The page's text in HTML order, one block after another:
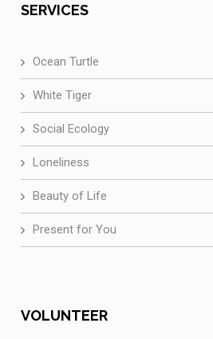
SERVICES
Ocean Turtle
White Tiger
Social Ecology
Loneliness
Beauty of Life
Present for You
VOLUNTEER